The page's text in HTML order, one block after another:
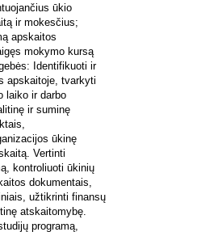
ūkio
ir mokesčius;
apskaitos
mokymo kursą
Identifikuoti ir
apskaitoje, tvarkyti
laiko ir darbo
ir suminę
ūkinę
Vertinti
kontroliuoti ūkinių
dokumentais,
užtikrinti finansų
atskaitomybę.
programą,